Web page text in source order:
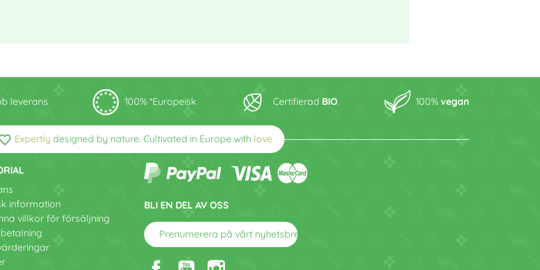
leverans 100% *Europeisk Certifierad BIO. 100% vegan
Expertly designed by nature. Cultivated in Europe with love
information
villkor för försäljning
BLI EN DEL AV OSS
Prenumerera på vårt nyhetsbrev